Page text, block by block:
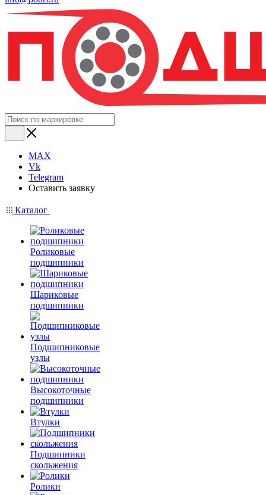
MAX
Vk
Telegram
Оставить заявку
Каталог
Роликовые
подшипники
Шариковые
подшипники
Подшипниковые
узлы
Высокоточные
подшипники
Втулки
Подшипники
скольжения
Ролики